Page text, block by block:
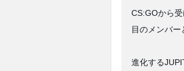
CS:GOから
目のメンバ
進化する